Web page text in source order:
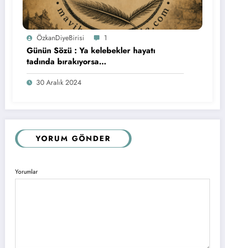
ÖzkanDiyeBirisi 1
Günün Sözü : Ya kelebekler hayatı
tadında bırakıyorsa…
30 Aralık 2024
YORUM GÖNDER
Yorumlar